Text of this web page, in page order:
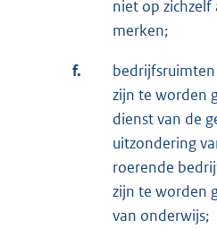
niet op zichzelf
merken;
f.
zijn te worden
dienst van de
uitzondering
roerende
zijn te worden
van onderwijs;